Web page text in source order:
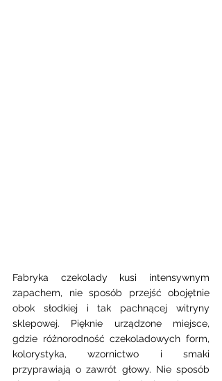
Fabryka czekolady kusi intensywnym
zapachem, nie sposób przejść obojętnie
obok słodkiej i tak pachnącej witryny
sklepowej. Pięknie urządzone miejsce,
gdzie różnorodność czekoladowych form,
kolorystyka, wzornictwo i smaki
przyprawiają o zawrót głowy. Nie sposób